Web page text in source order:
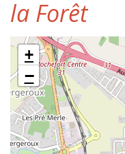
la Forêt
+
−